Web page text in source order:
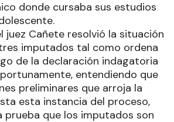
donde cursaba sus estudios
juez Cañete resolvió la situación
imputados tal como ordena
de la declaración indagatoria
entendiendo que
preliminares que arroja la
esta instancia del proceso,
prueba que los imputados son